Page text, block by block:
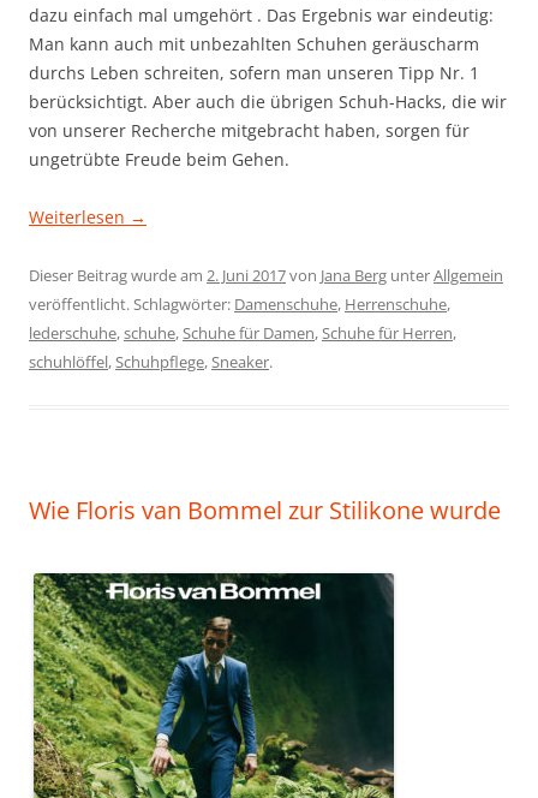
dazu einfach mal umgehört . Das Ergebnis war eindeutig:
Man kann auch mit unbezahlten Schuhen geräuscharm
durchs Leben schreiten, sofern man unseren Tipp Nr. 1
berücksichtigt. Aber auch die übrigen Schuh-Hacks, die wir
von unserer Recherche mitgebracht haben, sorgen für
ungetrübte Freude beim Gehen.
Weiterlesen →
Dieser Beitrag wurde am 2. Juni 2017von Jana Berg unterAllgemein
veröffentlicht. Schlagwörter: Damenschuhe, Herrenschuhe,
lederschuhe,schuhe,Schuhe für Damen,Schuhe für Herren,
schuhlöffel,Schuhpflege,Sneaker.
Wie Floris van Bommel zur Stilikone wurde